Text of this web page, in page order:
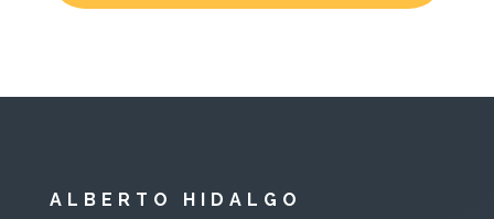
ALBERTO HIDALGO